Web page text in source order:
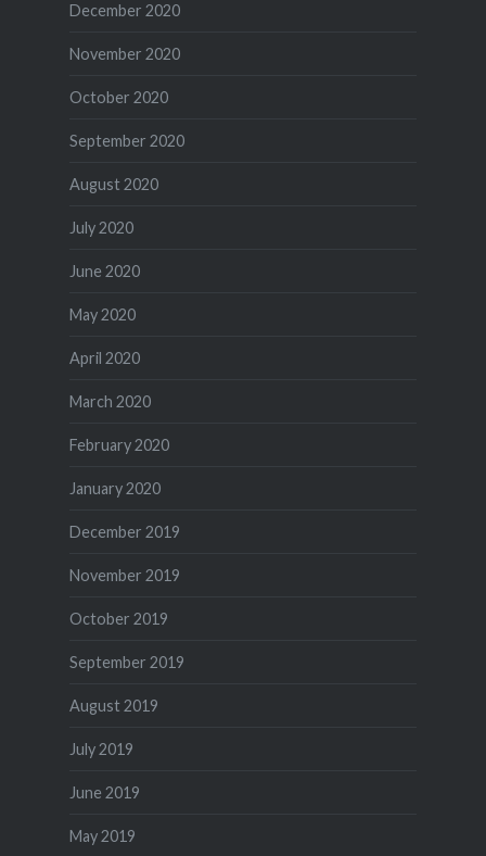
December 2020
November 2020
October 2020
September 2020
August 2020
July 2020
June 2020
May 2020
April 2020
March 2020
February 2020
January 2020
December 2019
November 2019
October 2019
September 2019
August 2019
July 2019
June 2019
May 2019